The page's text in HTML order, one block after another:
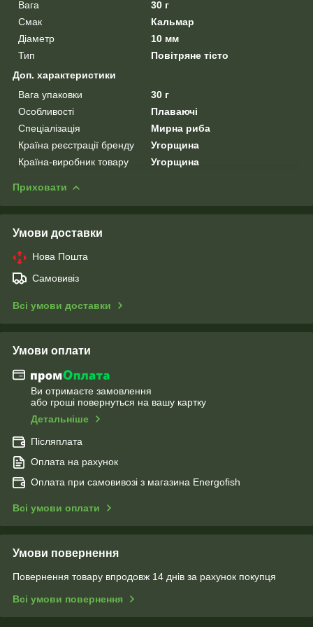
Вага
30 г
Смак
Кальмар
Діаметр
10 мм
Тип
Повітряне тісто
Доп. характеристики
Вага упаковки
30 г
Особливості
Плаваючі
Спеціалізація
Мирна риба
Країна реєстрації бренду
Угорщина
Країна-виробник товару
Угорщина
Приховати
Умови доставки
Нова Пошта
Самовивіз
Всі умови доставки
Умови оплати
Ви отримаєте замовлення
або гроші повернуться на вашу картку
Детальніше
Післяплата
Оплата на рахунок
Оплата при самовивозі з магазина Energofish
Всі умови оплати
Умови повернення
Повернення товару впродовж 14 днів за рахунок покупця
Всі умови повернення